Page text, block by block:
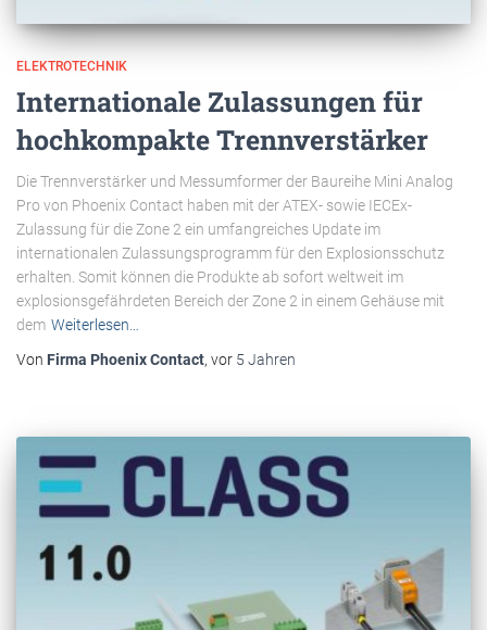
ELEKTROTECHNIK
Internationale Zulassungen für
hochkompakte Trennverstärker
Die Trennverstärker und Messumformer der Baureihe Mini Analog
Pro von Phoenix Contact haben mit der ATEX- sowie IECEx-
Zulassung für die Zone 2 ein umfangreiches Update im
internationalen Zulassungsprogramm für den Explosionsschutz
erhalten. Somit können die Produkte ab sofort weltweit im
explosionsgefährdeten Bereich der Zone 2 in einem Gehäuse mit
dem Weiterlesen…
Von Firma Phoenix Contact, vor 5 Jahren